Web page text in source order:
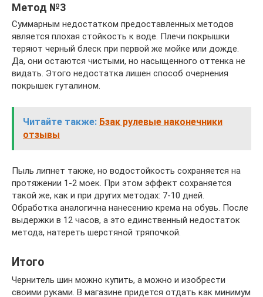
Метод №3
Суммарным недостатком предоставленных методов
является плохая стойкость к воде. Плечи покрышки
теряют черный блеск при первой же мойке или дожде.
Да, они остаются чистыми, но насыщенного оттенка не
видать. Этого недостатка лишен способ очернения
покрышек гуталином.
Читайте также: Бзак рулевые наконечники
отзывы
Пыль липнет также, но водостойкость сохраняется на
протяжении 1-2 моек. При этом эффект сохраняется
такой же, как и при других методах: 7-10 дней.
Обработка аналогична нанесению крема на обувь. После
выдержки в 12 часов, а это единственный недостаток
метода, натереть шерстяной тряпочкой.
Итого
Чернитель шин можно купить, а можно и изобрести
своими руками. В магазине придется отдать как минимум